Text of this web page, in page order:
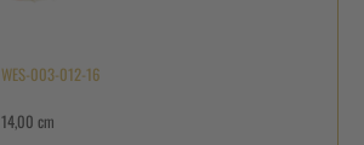
WES-003-012-16
14,00 cm